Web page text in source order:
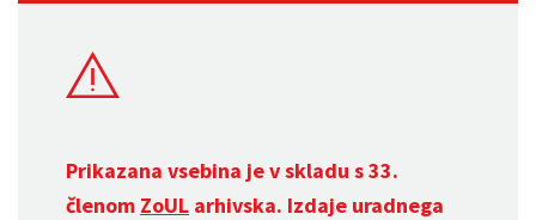
Prikazana vsebina je v skladu s 33.
členom ZoUL arhivska. Izdaje uradnega